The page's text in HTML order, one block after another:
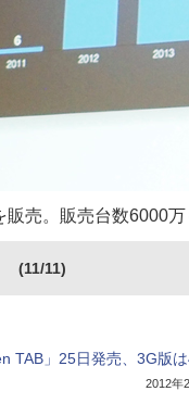
売。販売台数6000
(11/11)
TAB」25日発売、3G版
2012年